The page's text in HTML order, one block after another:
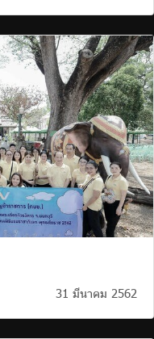
31 มีนาคม 2562